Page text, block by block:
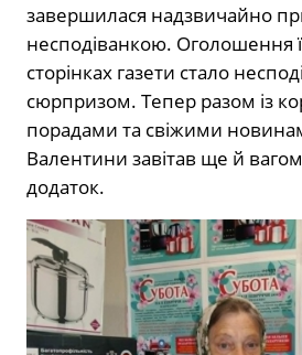
завершилася надзвичайно
несподіванкою. Оголошення
сторінках газети стало
сюрпризом. Тепер разом із
порадами та свіжими
Валентини завітав ще й
додаток.